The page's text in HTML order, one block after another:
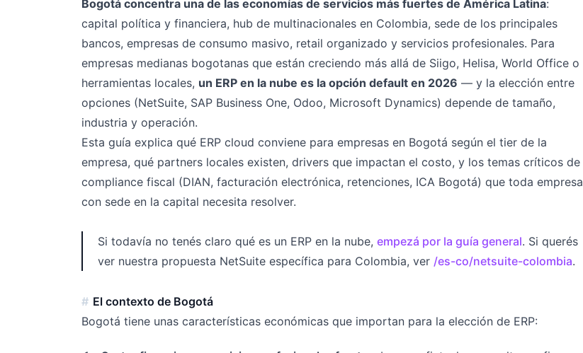
Bogotá concentra una de las economías de servicios más fuertes de América Latina:
capital política y financiera, hub de multinacionales en Colombia, sede de los principales
bancos, empresas de consumo masivo, retail organizado y servicios profesionales. Para
empresas medianas bogotanas que están creciendo más allá de Siigo, Helisa, World Office o
herramientas locales, un ERP en la nube es la opción default en 2026 — y la elección entre
opciones (NetSuite, SAP Business One, Odoo, Microsoft Dynamics) depende de tamaño,
industria y operación.
Esta guía explica qué ERP cloud conviene para empresas en Bogotá según el tier de la
empresa, qué partners locales existen, drivers que impactan el costo, y los temas críticos de
compliance fiscal (DIAN, facturación electrónica, retenciones, ICA Bogotá) que toda empresa
con sede en la capital necesita resolver.
Si todavía no tenés claro qué es un ERP en la nube,empezá por la guía general. Si querés
ver nuestra propuesta NetSuite específica para Colombia, ver /es-co/netsuite-colombia.
El contexto de Bogotá
Bogotá tiene unas características económicas que importan para la elección de ERP: